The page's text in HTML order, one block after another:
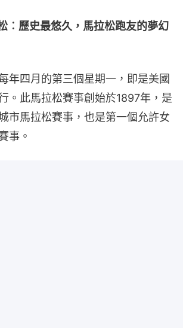
︰歷史最悠久，馬拉松跑友的夢幻
年四月的第三個星期一，即是美國
。此馬拉松賽事創始於1897年，是
市馬拉松賽事，也是第一個允許女
事。